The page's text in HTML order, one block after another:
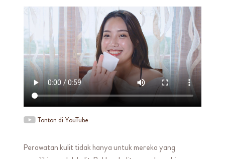
Tonton di YouTube
Perawatan kulit tidak hanya untuk mereka yang